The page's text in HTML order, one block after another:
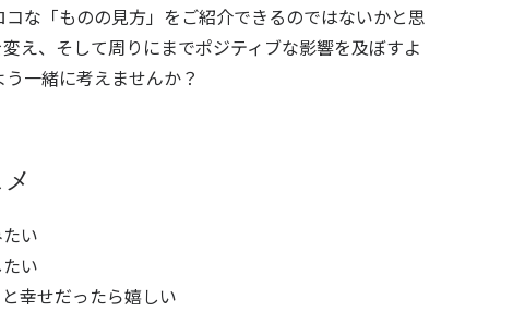
な「ものの見方」をご紹介できるのではないかと思
え、そして周りにまでポジティブな影響を及ぼすよ
一緒に考えませんか？
い
い
幸せだったら嬉しい